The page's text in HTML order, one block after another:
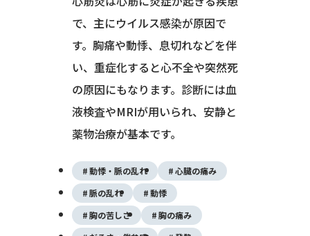
で、主にウイルス感染が原因で
す。胸痛や動悸、息切れなどを伴
い、重症化すると心不全や突然死
の原因にもなります。診断には血
液検査やMRIが用いられ、安静と
薬物治療が基本です。
動悸・脈の乱れ
心臓の痛み
脈の乱れ
動悸
胸の苦しさ
胸の痛み